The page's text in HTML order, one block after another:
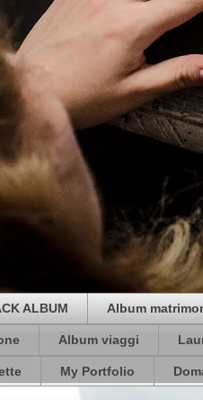
ALBUM Album
Album viaggi
My Portfolio